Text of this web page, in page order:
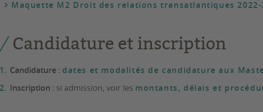
Maquette M2 Droit des relations transatlantiques 2022-
Candidature et inscription
Candidature : dates et modalités de candidature aux
Inscription : si admission, voir les montants, délais et